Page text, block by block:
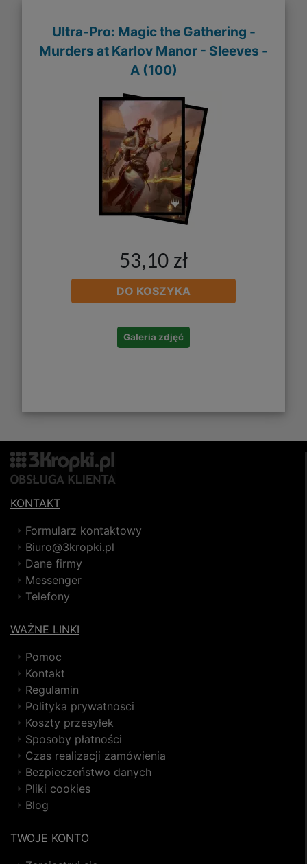
Ultra-Pro: Magic the Gathering -
Murders at Karlov Manor - Sleeves -
A (100)
53,10 zł
DO KOSZYKA
Galeria zdjęć
KONTAKT
Formularz kontaktowy
Biuro@3kropki.pl
Dane firmy
Messenger
Telefony
WAŻNE LINKI
Pomoc
Kontakt
Regulamin
Polityka prywatnosci
Koszty przesyłek
Sposoby płatności
Czas realizacji zamówienia
Bezpieczeństwo danych
Pliki cookies
Blog
TWOJE KONTO